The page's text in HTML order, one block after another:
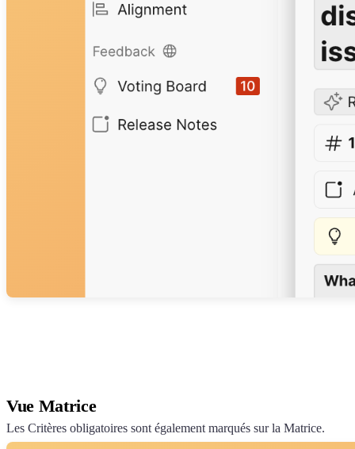
Vue Matrice
Les Critères obligatoires sont également marqués sur la Matrice.